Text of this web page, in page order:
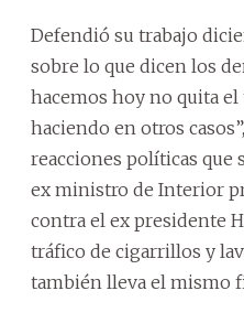
Defendió su trabajo
sobre lo que dicen los
hacemos hoy no quita el
haciendo en otros
reacciones políticas que
ex ministro de Interior
contra el ex presidente
tráfico de cigarrillos y
también lleva el mismo